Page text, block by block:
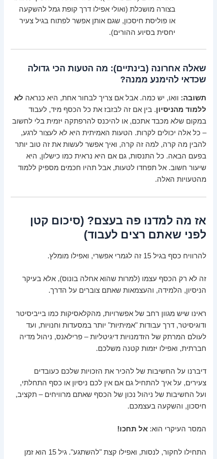
בצורה מושכלת (ואולי אפילו דרך קופת גמל להשקעה
או פוליסת חיסכון, שגם אותן אפשר לפתוח בגיל צעיר
יחסית בסיוע ההורים).
שאלה אחרונה (בינתיים): מה הטעות הכי גדולה
שכדאי להימנע ממנה?
תשובה: וואו, יש כמה. אבל אם צריך לבחור אחת, היא כנראה לא
ללמוד מהניסיון. בין אם זה לבזבז את כל הכסף מיד, לעבוד
במקום שלא מכבד אתכם, או להיכנס להרפתקה יזמית בלי לחשוב
– כל אלה יכולים לקרות. הטעות האמיתית היא לא לעצור לרגע,
להבין מה קרה, למה זה קרה, ואיך אפשר לעשות את זה טוב יותר
בפעם הבאה. כל התנסות, גם אם היא נראית כמו כישלון, היא
שיעור חשוב. אל תפחדו לטעות, אבל תהיו חכמים מספיק ללמוד
מהטעויות האלה.
אז מה למדנו פה בעצם? (סיכום קטן
לפני שאתם רצים לעבוד)
להרוויח כסף בגיל 15 זה לגמרי אפשרי, ואפילו מומלץ.
זה לא רק הכסף עצמו (למרות שהוא אחלה בונוס), אלא בעיקר
הניסיון, הלמידה, והעצמאות שאתם צוברים על הדרך.
ראינו שיש מגוון רחב של אפשרויות, מהקלאסיקות כמו בייביסיטר
ודוגיסיטר, דרך עבודות "אמיתיות" יותר במסעדות וחנויות, ועד
לעולם המרתק של הזדמנויות דיגיטליות – פרילאנס, ניהול מדיה
חברתית, ואפילו יזמות קטנה משלכם.
דיברנו על החשיבות של להכיר את הזכויות שלכם כעובדים
צעירים, על איך להתחיל גם אם אין לכם ניסיון או כסף התחלתי,
ועל החשיבות של ניהול נכון של הכסף שאתם מרוויחים – תקציב,
חיסכון, והשקעה בעצמכם.
המסר העיקרי הוא:אל תחכו!
התחילו לחקור, לנסות, ואפילו קצת "להשתגע". גיל 15 הוא זמן